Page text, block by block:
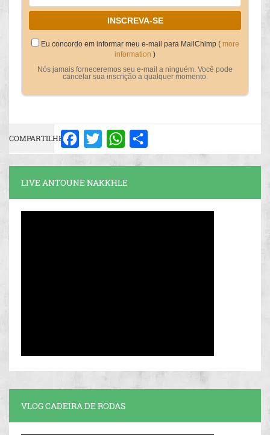
Eu concordo em informar meu e-mail para MailChimp ( more
information )
Nós jamais forneceremos seu e-mail a ninguém. Você pode
cancelar sua inscrição a qualquer momento.
COMPARTILHE: Facebook
Twitter WhatsApp
LIVE ANTOUNE NAKKHLE
VLOG CADEIRA DE RODAS